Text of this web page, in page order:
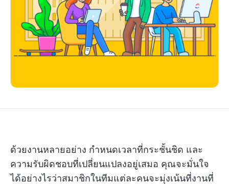
ด้วยงานหลายอย่าง กำหนดเวลาที่กระชั้นชิด และ
ความรับผิดชอบที่เปลี่ยนแปลงอยู่เสมอ คุณจะมั่นใจ
ได้อย่างไรว่าสมาชิกในทีมแต่ละคนจะมุ่งเน้นที่งานที่